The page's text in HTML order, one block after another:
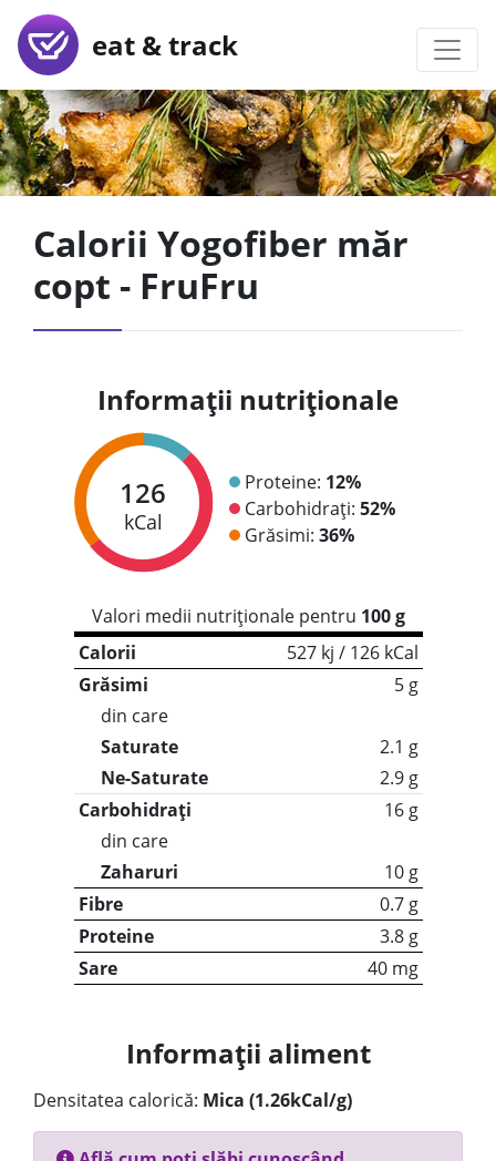
eat & track
Calorii Yogofiber măr
copt - FruFru
Informații nutriționale
126
kCal
Proteine: 12%
Carbohidrați: 52%
Grăsimi: 36%
Valori medii nutriționale pentru 100 g
Calorii
527 kj / 126 kCal
Grăsimi
5 g
din care
Saturate
2.1 g
Ne-Saturate
2.9 g
Carbohidrați
16 g
din care
Zaharuri
10 g
Fibre
0.7 g
Proteine
3.8 g
Sare
40 mg
Informații aliment
Densitatea calorică: Mica (1.26kCal/g)